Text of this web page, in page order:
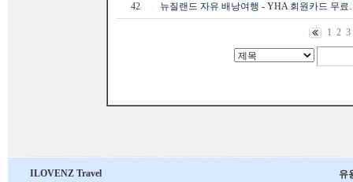
42 뉴질랜드 자유 배낭여행 - YHA 회원카드 무
1 2 3
유
ILOVENZ Travel